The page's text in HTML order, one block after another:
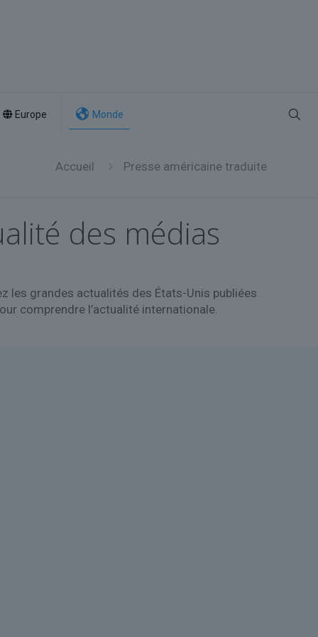
Europe Monde
Accueil Presse américaine traduite
des médias
les grandes actualités des États-Unis publiées
comprendre l’actualité internationale.